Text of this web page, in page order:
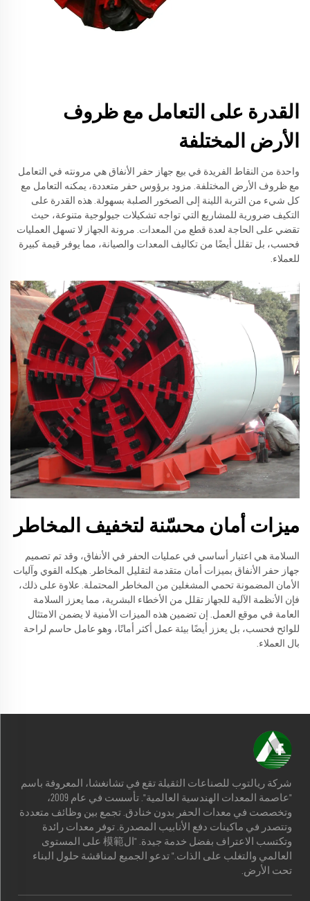
القدرة على التعامل مع ظروف
الأرض المختلفة
واحدة من النقاط الفريدة في بيع جهاز حفر الأنفاق هي مرونته في التعامل
مع ظروف الأرض المختلفة. مزود برؤوس حفر متعددة، يمكنه التعامل مع
كل شيء من التربة اللينة إلى الصخور الصلبة بسهولة. هذه القدرة على
التكيف ضرورية للمشاريع التي تواجه تشكيلات جيولوجية متنوعة، حيث
تقضي على الحاجة لعدة قطع من المعدات. مرونة الجهاز لا تسهل العمليات
فحسب، بل تقلل أيضًا من تكاليف المعدات والصيانة، مما يوفر قيمة كبيرة
للعملاء.
ميزات أمان محسّنة لتخفيف المخاطر
السلامة هي اعتبار أساسي في عمليات الحفر في الأنفاق، وقد تم تصميم
جهاز حفر الأنفاق بميزات أمان متقدمة لتقليل المخاطر. هيكله القوي وآليات
الأمان المضمونة تحمي المشغلين من المخاطر المحتملة. علاوة على ذلك،
فإن الأنظمة الآلية للجهاز تقلل من الأخطاء البشرية، مما يعزز السلامة
العامة في موقع العمل. إن تضمين هذه الميزات الأمنية لا يضمن الامتثال
للوائح فحسب، بل يعزز أيضًا بيئة عمل أكثر أمانًا، وهو عامل حاسم لراحة
بال العملاء.
شركة ريالتوب للصناعات الثقيلة تقع في تشانغشا، المعروفة باسم
"عاصمة المعدات الهندسية العالمية". تأسست في عام 2009،
وتخصصت في معدات الحفر بدون خنادق. تجمع بين وظائف متعددة
وتتصدر في ماكينات دفع الأنابيب المصدرة. توفر معدات رائدة
وتكتسب الاعتراف بفضل خدمة جيدة. "ال模範 على المستوى
العالمي والتغلب على الذات." تدعو الجميع لمناقشة حلول البناء
تحت الأرض.